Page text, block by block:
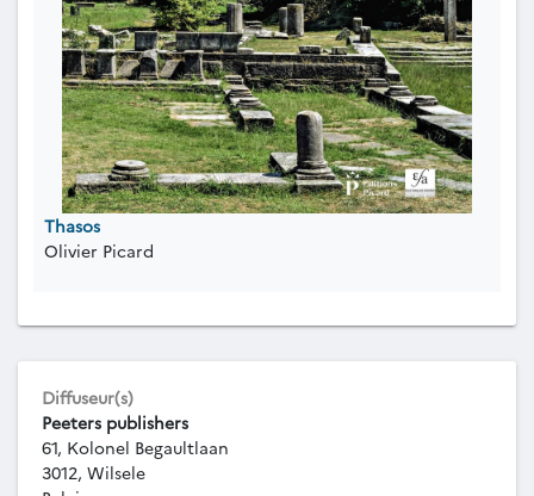
Thasos
Olivier Picard
Diffuseur(s)
Peeters publishers
61, Kolonel Begaultlaan
3012, Wilsele